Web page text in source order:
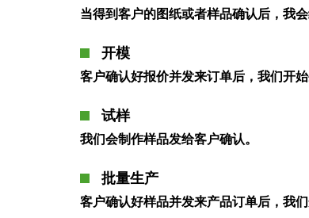
当得到客户的图纸或者样品确认后，我会
开模
客户确认好报价并发来订单后，我们开始
试样
我们会制作样品发给客户确认。
批量生产
客户确认好样品并发来产品订单后，我们